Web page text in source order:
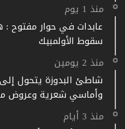
منذ 1 يوم
عابدات في حوار مفتوح
سقوط الأولمبيك
منذ 2 يومين
شاطئ البدوزة يتحول
وأماسي شعرية وعروض
منذ 3 أيام